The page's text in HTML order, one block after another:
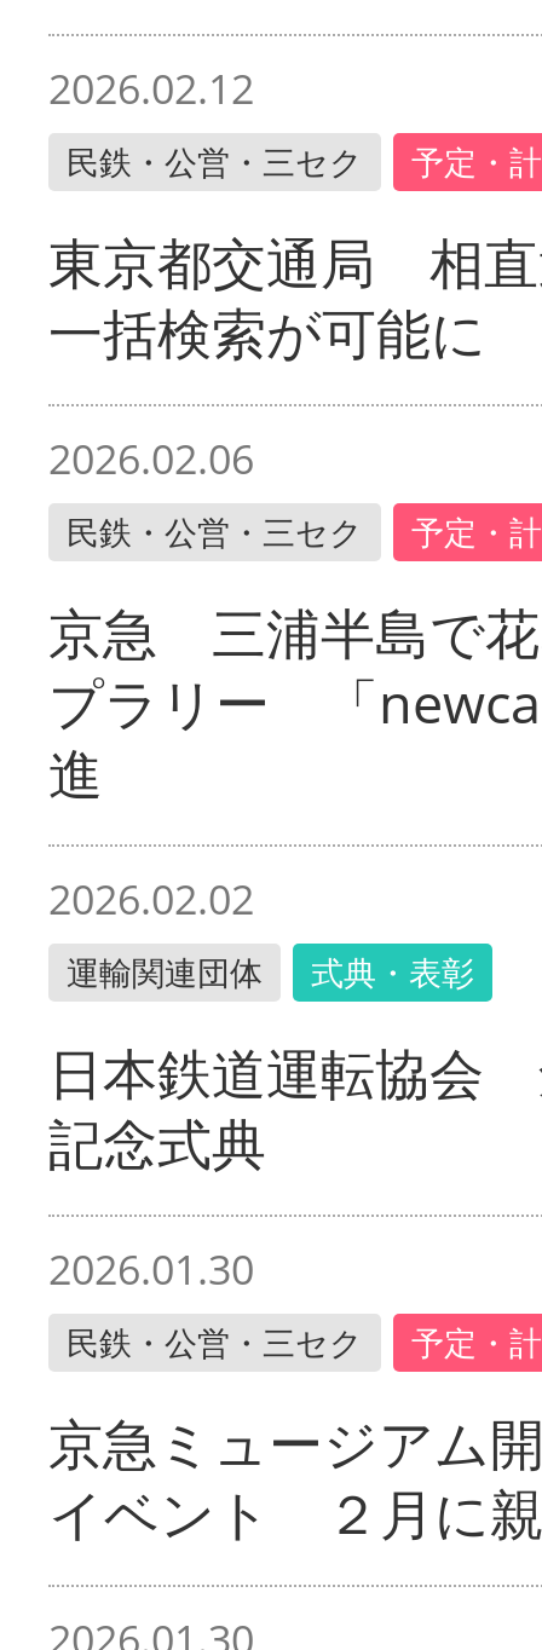
2026.02.12
民鉄・公営・三セク 予定・
東京都交通局 相
一括検索が可能に
2026.02.06
民鉄・公営・三セク 予定・
京急 三浦半島で
プラリー 「
進
2026.02.02
運輸関連団体 式典・表彰
日本鉄道運転協会
記念式典
2026.01.30
民鉄・公営・三セク 予定・
京急ミュージアム
イベント ２月に